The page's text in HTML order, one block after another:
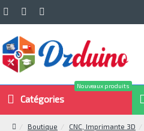
Catégories
Nouveaux produits
Boutique CNC, Imprimante 3D